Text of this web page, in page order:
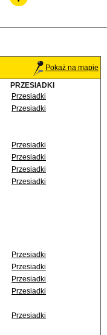
Pokaż na mapie
PRZESIADKI
Przesiadki
Przesiadki
Przesiadki
Przesiadki
Przesiadki
Przesiadki
Przesiadki
Przesiadki
Przesiadki
Przesiadki
Przesiadki